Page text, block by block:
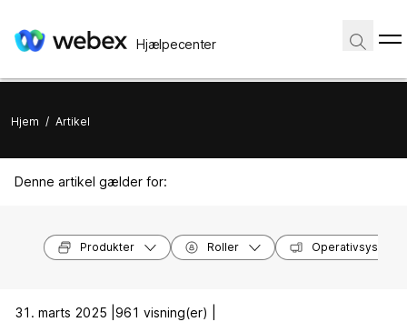
Hjælpecenter
Hjem / Artikel
Denne artikel gælder for:
Produkter Roller
31. marts 2025 | 961 visning(er) |